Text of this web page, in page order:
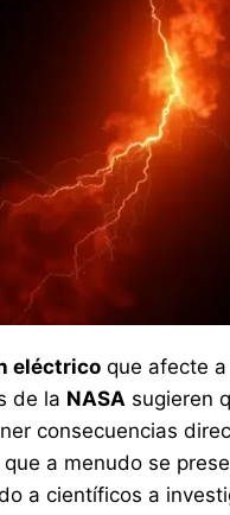
eléctrico que afecte
de la NASA sugieren
consecuencias
a menudo se
a científicos a